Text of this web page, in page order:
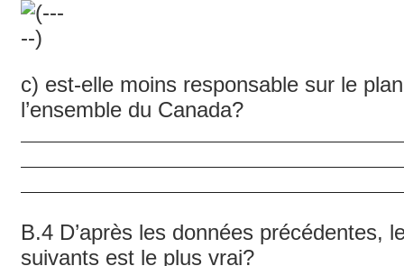
c) est-elle moins responsable sur le
l’ensemble du Canada?
B.4 D’après les données précédentes,
suivants est le plus vrai?